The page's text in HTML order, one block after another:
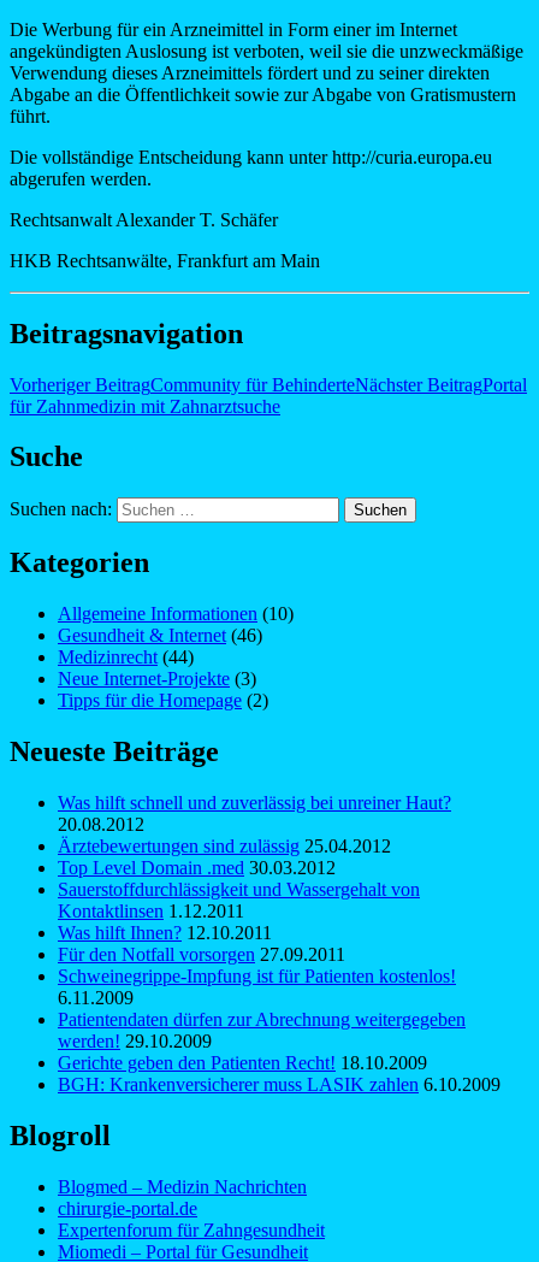
Die Werbung für ein Arzneimittel in Form einer im Internet
angekündigten Auslosung ist verboten, weil sie die unzweckmäßige
Verwendung dieses Arzneimittels fördert und zu seiner direkten
Abgabe an die Öffentlichkeit sowie zur Abgabe von Gratismustern
führt.
Die vollständige Entscheidung kann unter http://curia.europa.eu
abgerufen werden.
Rechtsanwalt Alexander T. Schäfer
HKB Rechtsanwälte, Frankfurt am Main
Beitragsnavigation
Vorheriger BeitragCommunity für BehinderteNächster BeitragPortal
für Zahnmedizin mit Zahnarztsuche
Suche
Suchen nach:
Kategorien
Allgemeine Informationen (10)
Gesundheit & Internet (46)
Medizinrecht (44)
Neue Internet-Projekte (3)
Tipps für die Homepage (2)
Neueste Beiträge
Was hilft schnell und zuverlässig bei unreiner Haut?
20.08.2012
Ärztebewertungen sind zulässig 25.04.2012
Top Level Domain .med 30.03.2012
Sauerstoffdurchlässigkeit und Wassergehalt von
Kontaktlinsen 1.12.2011
Was hilft Ihnen? 12.10.2011
Für den Notfall vorsorgen 27.09.2011
Schweinegrippe-Impfung ist für Patienten kostenlos!
6.11.2009
Patientendaten dürfen zur Abrechnung weitergegeben
werden! 29.10.2009
Gerichte geben den Patienten Recht! 18.10.2009
BGH: Krankenversicherer muss LASIK zahlen 6.10.2009
Blogroll
Blogmed – Medizin Nachrichten
chirurgie-portal.de
Expertenforum für Zahngesundheit
Miomedi – Portal für Gesundheit